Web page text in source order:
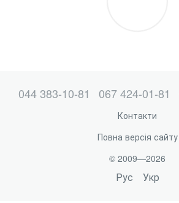
044 383-10-81 067 424-01-81
Контакти
Повна версія сайту
© 2009—2026
Рус Укр